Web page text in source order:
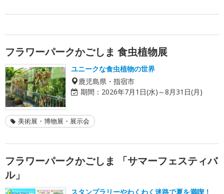
フラワーパークかごしま 食虫植物展
ユニークな食虫植物の世界
鹿児島県・指宿市
期間： 2026年7月1日(水)～8月31日(月)
美術展・博物展・展示会
フラワーパークかごしま 「サマーフェスティバ
ル」
スタンプラリーやわくわく迷路で夏を満喫！